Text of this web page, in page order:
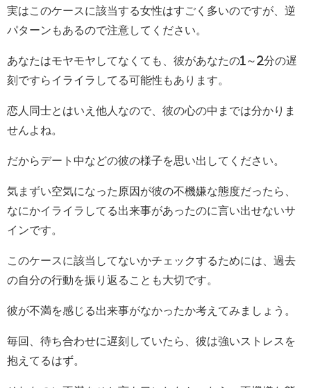
実はこのケースに該当する女性はすごく多いのですが、逆
パターンもあるので注意してください。
あなたはモヤモヤしてなくても、彼があなたの1～2分の遅
刻ですらイライラしてる可能性もあります。
恋人同士とはいえ他人なので、彼の心の中までは分かりま
せんよね。
だからデート中などの彼の様子を思い出してください。
気まずい空気になった原因が彼の不機嫌な態度だったら、
なにかイライラしてる出来事があったのに言い出せないサ
インです。
このケースに該当してないかチェックするためには、過去
の自分の行動を振り返ることも大切です。
彼が不満を感じる出来事がなかったか考えてみましょう。
毎回、待ち合わせに遅刻していたら、彼は強いストレスを
抱えてるはず。